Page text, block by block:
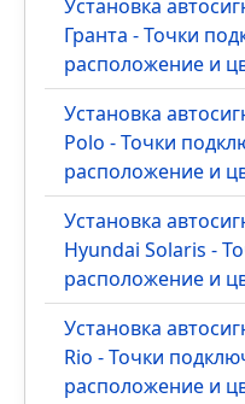
Обновить
Отправить Очистить
Самое
Установка
Гранта - Точки
расположение и
Установка
Polo - Точки